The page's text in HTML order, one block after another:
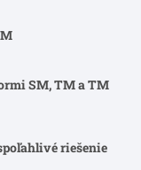
SM, TM a TM
riešenie